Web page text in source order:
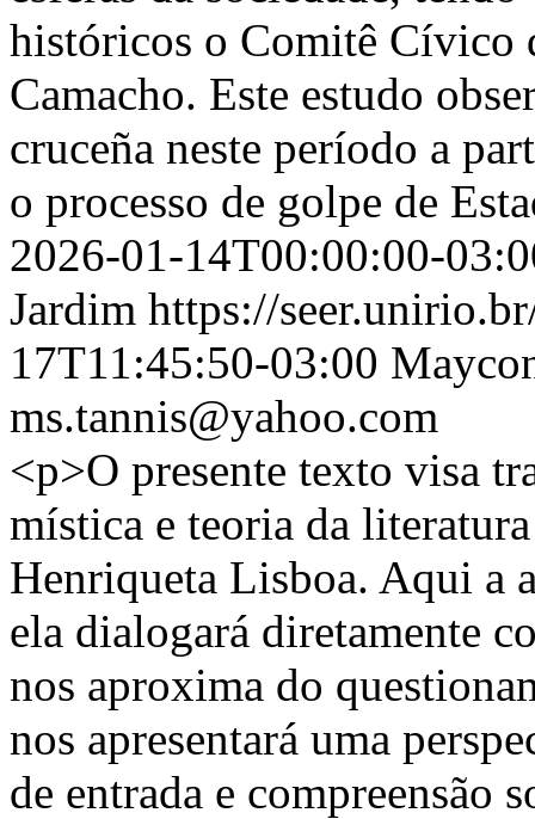
históricos o Comitê Cívico
Camacho. Este estudo
cruceña neste período a
o processo de golpe de
2026-01-14T00:00:00-
Jardim https://
17T11:45:50-03:00
ms.tannis@yahoo.com
<p>O presente texto visa
mística e teoria da
Henriqueta Lisboa. Aqui a
ela dialogará diretamente
nos aproxima do
nos apresentará uma
de entrada e compreensão